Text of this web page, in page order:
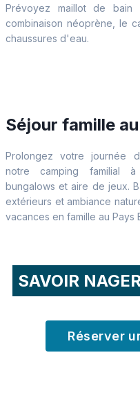
Prévoyez maillot de bain
combinaison néoprène, le
chaussures d'eau.
Séjour famille
Prolongez votre journée
notre camping familial à
bungalows et aire de jeux.
extérieurs et ambiance
vacances en famille au Pays
SAVOIR
Réserver